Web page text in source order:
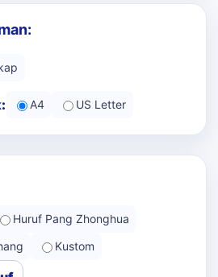
A4 US Letter
Huruf Pang Zhonghua
Kustom